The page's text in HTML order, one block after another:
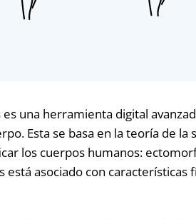
una herramienta digital
Esta se basa en la teoría de la
los cuerpos humanos:
asociado con características